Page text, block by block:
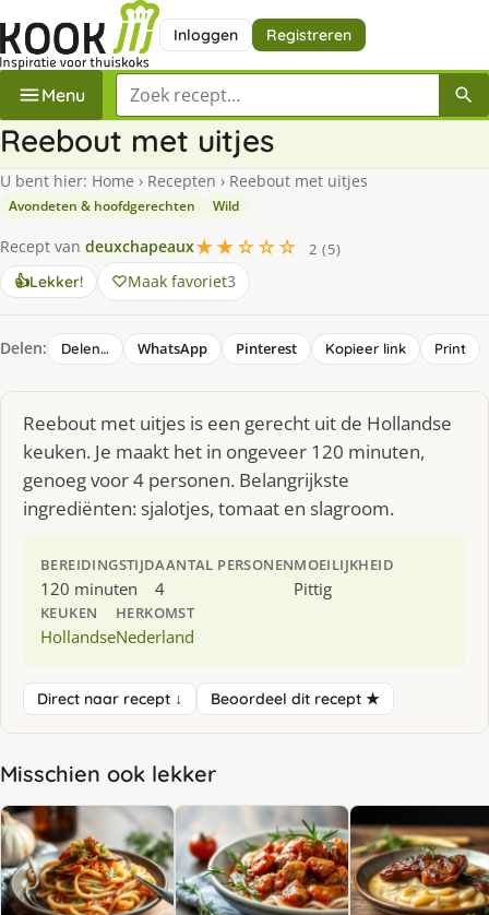
Inloggen Registreren
Menu Zoek een recept
Reebout met uitjes
U bent hier: Home › Recepten › Reebout met uitjes
Avondeten & hoofdgerechten Wild
Recept van deuxchapeaux★★☆☆☆
2 (5)
👍Lekker! Maak favoriet3
Delen: Delen… WhatsApp Pinterest Kopieer link Print
Reebout met uitjes is een gerecht uit de Hollandse
keuken. Je maakt het in ongeveer 120 minuten,
genoeg voor 4 personen. Belangrijkste
ingrediënten: sjalotjes, tomaat en slagroom.
BEREIDINGSTIJD
120 minuten
AANTAL PERSONEN
4
MOEILIJKHEID
Pittig
KEUKEN
Hollandse
HERKOMST
Nederland
Direct naar recept ↓ Beoordeel dit recept ★
Misschien ook lekker